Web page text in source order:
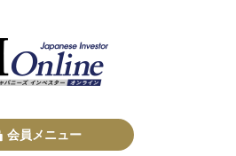
会員メニュー